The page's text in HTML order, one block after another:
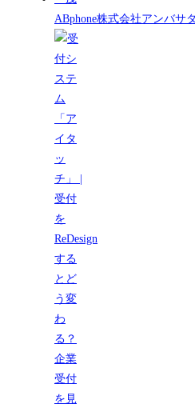
ABphone株式会社アンバサ